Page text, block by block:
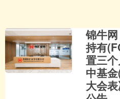
锦牛
持有
置三
中基
大会